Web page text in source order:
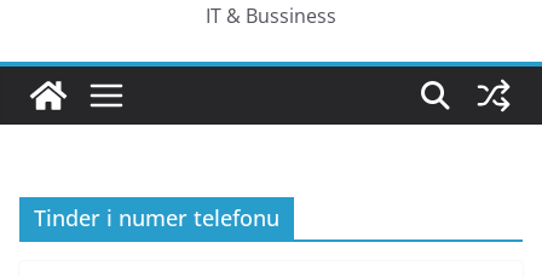
Co zamiast WordPada w Windows 11?
IT & Bussiness
Tinder i numer telefonu